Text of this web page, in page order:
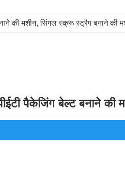
की मशीन, सिंगल स्क्रू स्ट्रैप बनाने की
पैकेजिंग बेल्ट बनाने की